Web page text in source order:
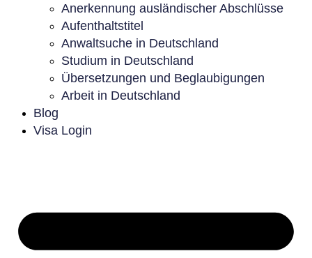
Anerkennung ausländischer Abschlüsse
Aufenthaltstitel
Anwaltsuche in Deutschland
Studium in Deutschland
Übersetzungen und Beglaubigungen
Arbeit in Deutschland
Blog
Visa Login